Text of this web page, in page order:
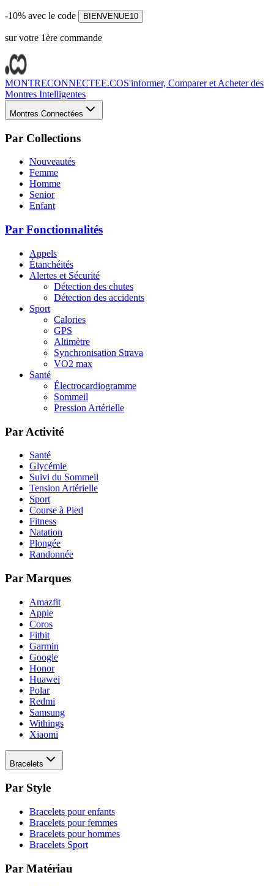
-10% avec le code BIENVENUE10
sur votre 1ère commande
MONTRECONNECTEE.COS'informer, Comparer et Acheter des
Montres Intelligentes
Montres Connectées
Par Collections
Nouveautés
Femme
Homme
Senior
Enfant
Par Fonctionnalités
Appels
Étanchéités
Alertes et Sécurité
Détection des chutes
Détection des accidents
Sport
Calories
GPS
Altimètre
Synchronisation Strava
VO2 max
Santé
Électrocardiogramme
Sommeil
Pression Artérielle
Par Activité
Santé
Glycémie
Suivi du Sommeil
Tension Artérielle
Sport
Course à Pied
Fitness
Natation
Plongée
Randonnée
Par Marques
Amazfit
Apple
Coros
Fitbit
Garmin
Google
Honor
Huawei
Polar
Redmi
Samsung
Withings
Xiaomi
Bracelets
Par Style
Bracelets pour enfants
Bracelets pour femmes
Bracelets pour hommes
Bracelets Sport
Par Matériau